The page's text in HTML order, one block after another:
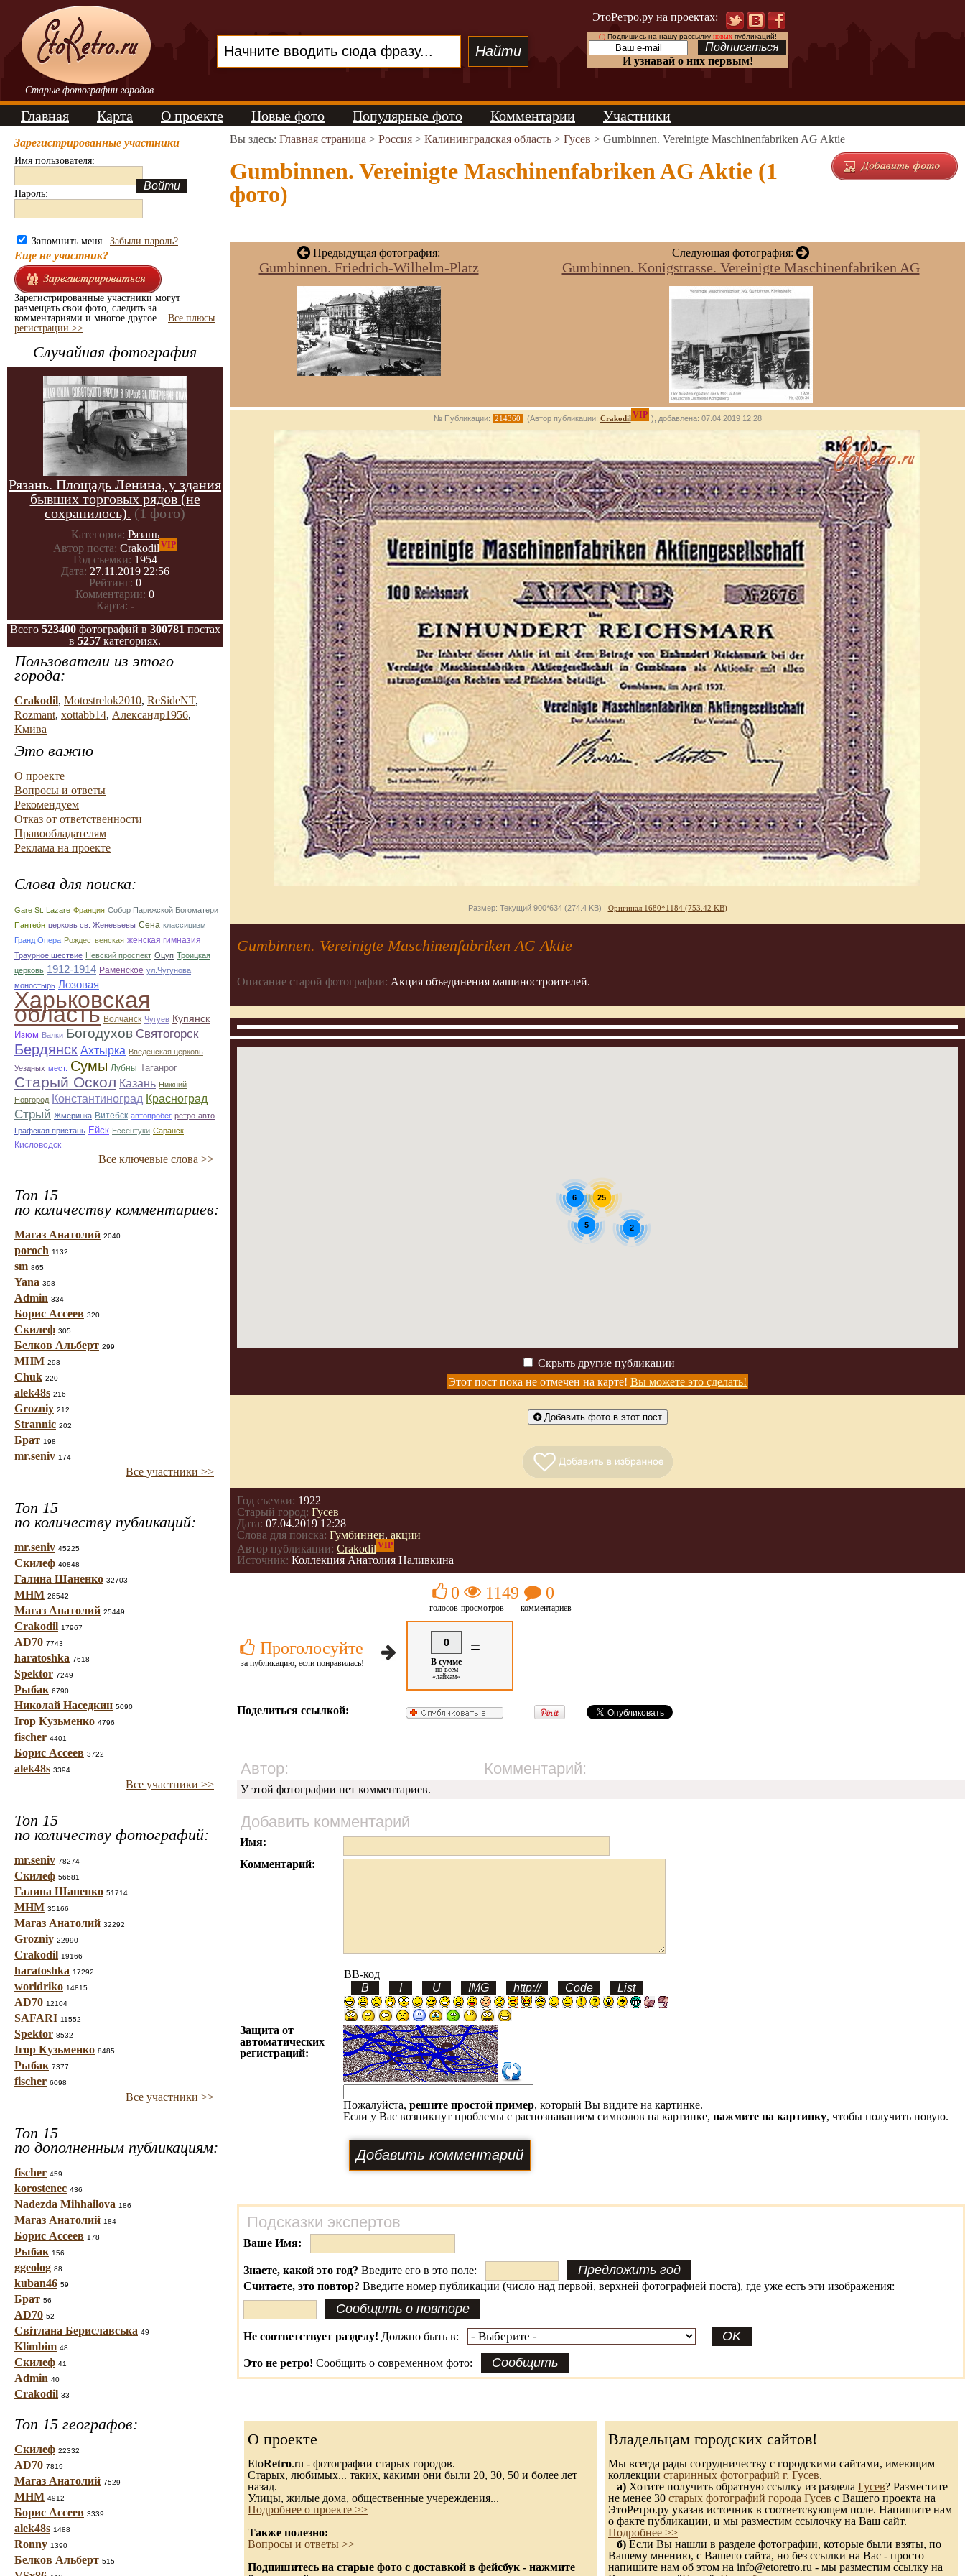
Старые фотографии городов
ЭтоРетро.ру на проектах:
(!)Подпишись на нашу рассылку новыхпубликаций!
И узнавай о них первым!
Главная Карта О проекте Новые фото Популярные фото Комментарии Участники
Зарегистрированные участники
Имя пользователя:
Пароль:
Запомнить меня | Забыли пароль?
Еще не участник?
Зарегистрированные участники могут
размещать свои фото, следить за
комментариями и многое другое... Все плюсы
регистрации >>
Случайная фотография
Рязань. Площадь Ленина, у здания
бывших торговых рядов (не
сохранилось). (1 фото)
Категория: Рязань
Автор поста: Crakodil VIP
Год съемки: 1954
Дата: 27.11.2019 22:56
Рейтинг: 0
Комментарии: 0
Карта: -
Всего 523400фотографий в 300781 постах
в 5257 категориях.
Пользователи из этого
города:
Crakodil, Motostrelok2010, ReSideNT,
Rozmant, xottabb14, Александр1956,
Кмива
Это важно
О проекте
Вопросы и ответы
Рекомендуем
Отказ от ответственности
Правообладателям
Реклама на проекте
Слова для поиска:
Gare St. Lazare Франция Собор Парижской Богоматери
Пантео́н церковь св. Женевьевы Сена классицизм
Гранд Опера Рождественская женская гимназия
Траурное шествие Невский проспект Оцуп Троицкая
церковь 1912-1914 Раменское ул.Чугунова
моностырь Лозовая
Харьковская
область Волчанск Чугуев Купянск
Изюм Валки Богодухов Святогорск
Бердянск Ахтырка Введенская церковь
Уездных мест. Сумы Лубны Таганрог
Старый Оскол Казань Нижний
Новгород Константиноград Красноград
Стрый Жмеринка Витебск автопробег ретро-авто
Графская пристань Ейск Ессентуки Саранск
Кисловодск
Все ключевые слова >>
Топ 15
по количеству комментариев:
Магаз Анатолий 2040
poroch 1132
sm 865
Yana 398
Admin 334
Борис Ассеев 320
Скилеф 305
Белков Альберт 299
МНМ 298
Chuk 220
alek48s 216
Grozniy 212
Strannic 202
Брат 198
mr.seniv 174
Все участники >>
Топ 15
по количеству публикаций:
mr.seniv 45225
Скилеф 40848
Галина Шаненко 32703
МНМ 26542
Магаз Анатолий 25449
Crakodil 17967
AD70 7743
haratoshka 7618
Spektor 7249
Рыбак 6790
Николай Наседкин 5090
Ігор Кузьменко 4796
fischer 4401
Борис Ассеев 3722
alek48s 3394
Все участники >>
Топ 15
по количеству фотографий:
mr.seniv 78274
Скилеф 56681
Галина Шаненко 51714
МНМ 35166
Магаз Анатолий 32292
Grozniy 22990
Crakodil 19166
haratoshka 17292
worldriko 14815
AD70 12104
SAFARI 11552
Spektor 8532
Ігор Кузьменко 8485
Рыбак 7377
fischer 6098
Все участники >>
Топ 15
по дополненным публикациям:
fischer 459
korostenec 436
Nadezda Mihhailova 186
Магаз Анатолий 184
Борис Ассеев 178
Рыбак 156
ggeolog 88
kuban46 59
Брат 56
AD70 52
Світлана Бериславська 49
Klimbim 48
Скилеф 41
Admin 40
Crakodil 33
Топ 15 географов:
Скилеф 22332
AD70 7819
Магаз Анатолий 7529
МНМ 4912
Борис Ассеев 3339
alek48s 1488
Ronny 1390
Белков Альберт 515
Вы здесь: Главная страница > Россия > Калининградская область > Гусев > Gumbinnen. Vereinigte Maschinenfabriken AG Aktie
Gumbinnen. Vereinigte Maschinenfabriken AG Aktie (1
фото)
Предыдущая фотография:
Gumbinnen. Friedrich-Wilhelm-Platz
Следующая фотография:
Gumbinnen. Konigstrasse. Vereinigte Maschinenfabriken AG
№ Публикации: 214360 (Автор публикации: Crakodil VIP ), добавлена: 07.04.2019 12:28
Размер: Текущий 900*634 (274.4 KB) | Оригинал 1680*1184 (753.42 KB)
Gumbinnen. Vereinigte Maschinenfabriken AG Aktie
Описание старой фотографии: Акция объединения машиностроителей.
25
5
6
2
Скрыть другие публикации
Этот пост пока не отмечен на карте! Вы можете это сделать!
Добавить фото в этот пост
Год съемки: 1922
Старый город: Гусев
Дата: 07.04.2019 12:28
Слова для поиска: Гумбиннен, акции
Автор публикации: Crakodil VIP
Источник: Коллекция Анатолия Наливкина
Проголосуйте
за публикацию, если понравилась!
0
голосов
1149
просмотров
0
комментариев
0
В сумме
по всем
«лайкам»
=
Поделиться ссылкой:
Автор: Комментарий:
У этой фотографии нет комментариев.
Добавить комментарий
Имя:
Комментарий:
BB-код
Защита от
автоматических
регистраций:
Пожалуйста, решите простой пример, который Вы видите на картинке.
Если у Вас возникнут проблемы с распознаванием символов на картинке, нажмите на картинку, чтобы получить новую.
Подсказки экспертов
Ваше Имя:
Знаете, какой это год? Введите его в это поле:
Считаете, это повтор? Введите номер публикации (число над первой, верхней фотографией поста), где уже есть эти изображения:
Не соответствует разделу! Должно быть в:
Это не ретро! Сообщить о современном фото:
О проекте
EtoRetro.ru - фотографии старых городов.
Старых, любимых... таких, какими они были 20, 30, 50 и более лет
назад.
Улицы, жилые дома, общественные учереждения...
Подробнее о проекте >>
Также полезно:
Вопросы и ответы >>
Подпишитесь на старые фото с доставкой в фейсбук - нажмите
Владельцам городских сайтов!
Мы всегда рады сотрудничеству с городскими сайтами, имеющим
коллекции старинных фотографий г. Гусев.
а) Хотите получить обратную ссылку из раздела Гусев? Разместите
не менее 30 старых фотографий города Гусев с Вашего проекта на
ЭтоРетро.ру указав источник в соответсвующем поле. Напишите нам
о факте публикации, и мы разместим ссылочку на Ваш сайт.
Подробнее >>
б) Если Вы нашли в разделе фотографии, которые были взяты, по
Вашему мнению, с Вашего сайта, но без ссылки на Вас - просто
напишите нам об этом на info@etoretro.ru - мы разместим ссылку на